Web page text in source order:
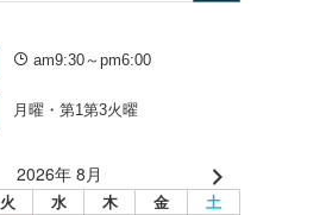
am9:30～pm6:00
月曜・第1第3火曜
2026年 8月
火 水 木 金 土